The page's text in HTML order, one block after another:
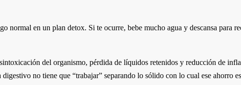
normal en un plan detox. Si te ocurre, bebe mucho agua y descansa para
del organismo, pérdida de líquidos retenidos y reducción de
no tiene que “trabajar” separando lo sólido con lo cual ese ahorro